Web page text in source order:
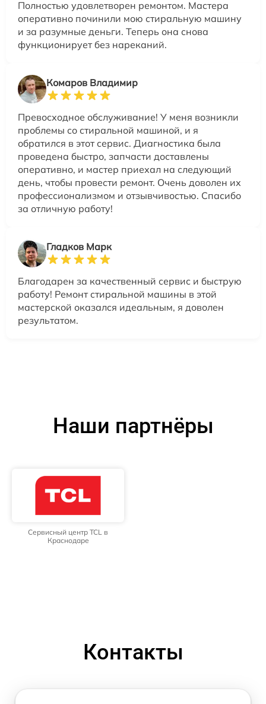
Полностью удовлетворен ремонтом. Мастера
оперативно починили мою стиральную машину
и за разумные деньги. Теперь она снова
функционирует без нареканий.
Комаров Владимир
Превосходное обслуживание! У меня возникли
проблемы со стиральной машиной, и я
обратился в этот сервис. Диагностика была
проведена быстро, запчасти доставлены
оперативно, и мастер приехал на следующий
день, чтобы провести ремонт. Очень доволен их
профессионализмом и отзывчивостью. Спасибо
за отличную работу!
Гладков Марк
Благодарен за качественный сервис и быструю
работу! Ремонт стиральной машины в этой
мастерской оказался идеальным, я доволен
результатом.
Наши партнёры
Сервисный центр TCL в
Краснодаре
Контакты